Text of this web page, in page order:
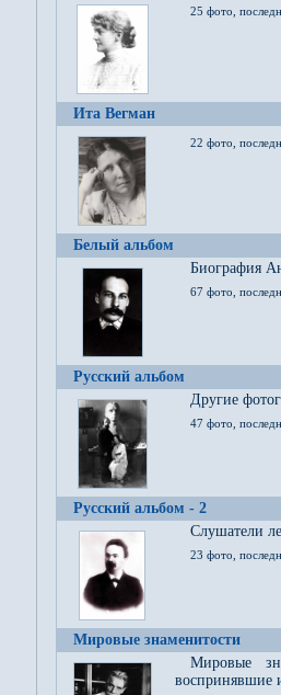
25 фото,
Ита Вегман
22 фото,
Белый альбом
Биография
67 фото,
Русский альбом
Другие
47 фото,
Русский альбом - 2
Cлушатели
23 фото,
Мировые знаменитости
Мировые
воспринявшие